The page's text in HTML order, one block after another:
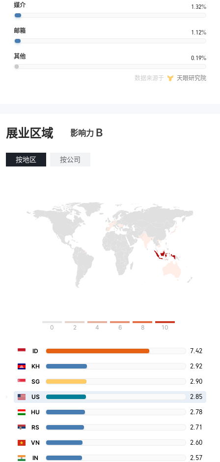
媒介 1.32%
邮箱 1.12%
其他 0.19%
数据来源于 天眼研究院
展业区域 影响力 B
按地区 按公司
0 2 4 6 8 10
ID 7.42
KH 2.92
SG 2.90
US 2.85
HU 2.78
RS 2.71
VN 2.60
IN 2.57